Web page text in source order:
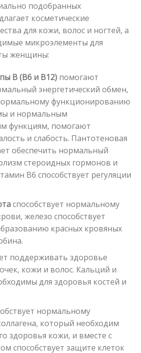
подобранных
косметические
для кожи, волос и ногтей, а
микроэлементы для
женщины:
B (B6 и B12)помогают
энергетический обмен,
функционированию
и нормальным
функциям, помогают
и слабость. Пантотеновая
обеспечить нормальный
стероидных гормонов и
B6 способствует регуляции
способствует нормальному
железо способствует
красных кровяных
поддерживать здоровье
кожи и волос. Кальций и
для здоровья костей и
нормальному
который необходим
здоровья кожи, и вместе с
способствует защите клеток